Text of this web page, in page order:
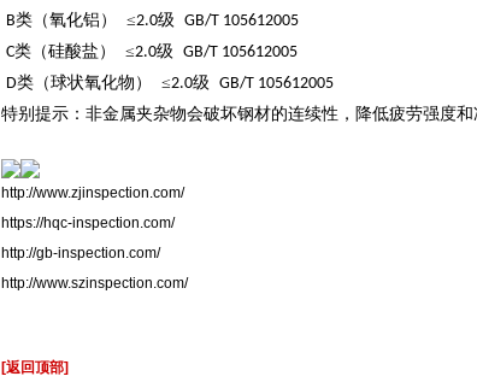
B类（氧化铝） ≤2.0级 GB/T 105612005
C类（硅酸盐） ≤2.0级 GB/T 105612005
D类（球状氧化物） ≤2.0级 GB/T 105612005
特别提示：非金属夹杂物会破坏钢材的连续性，降低疲劳强度和
http://www.zjinspection.com/
https://hqc-inspection.com/
http://gb-inspection.com/
http://www.szinspection.com/
[返回顶部]